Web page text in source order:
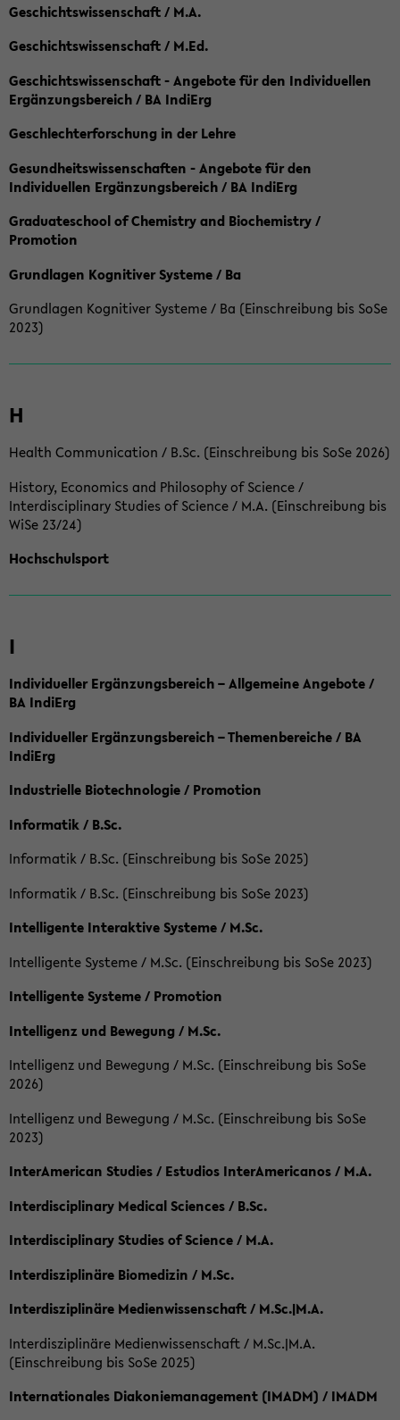
Geschichtswissenschaft / M.A.
Geschichtswissenschaft / M.Ed.
Geschichtswissenschaft - Angebote für den Individuellen
Ergänzungsbereich / BA IndiErg
Geschlechterforschung in der Lehre
Gesundheitswissenschaften - Angebote für den
Individuellen Ergänzungsbereich / BA IndiErg
Graduateschool of Chemistry and Biochemistry /
Promotion
Grundlagen Kognitiver Systeme / Ba
Grundlagen Kognitiver Systeme / Ba (Einschreibung bis SoSe
2023)
H
Health Communication / B.Sc. (Einschreibung bis SoSe 2026)
History, Economics and Philosophy of Science /
Interdisciplinary Studies of Science / M.A. (Einschreibung bis
WiSe 23/24)
Hochschulsport
I
Individueller Ergänzungsbereich – Allgemeine Angebote /
BA IndiErg
Individueller Ergänzungsbereich – Themenbereiche / BA
IndiErg
Industrielle Biotechnologie / Promotion
Informatik / B.Sc.
Informatik / B.Sc. (Einschreibung bis SoSe 2025)
Informatik / B.Sc. (Einschreibung bis SoSe 2023)
Intelligente Interaktive Systeme / M.Sc.
Intelligente Systeme / M.Sc. (Einschreibung bis SoSe 2023)
Intelligente Systeme / Promotion
Intelligenz und Bewegung / M.Sc.
Intelligenz und Bewegung / M.Sc. (Einschreibung bis SoSe
2026)
Intelligenz und Bewegung / M.Sc. (Einschreibung bis SoSe
2023)
InterAmerican Studies / Estudios InterAmericanos / M.A.
Interdisciplinary Medical Sciences / B.Sc.
Interdisciplinary Studies of Science / M.A.
Interdisziplinäre Biomedizin / M.Sc.
Interdisziplinäre Medienwissenschaft / M.Sc.|M.A.
Interdisziplinäre Medienwissenschaft / M.Sc.|M.A.
(Einschreibung bis SoSe 2025)
Internationales Diakoniemanagement (IMADM) / IMADM